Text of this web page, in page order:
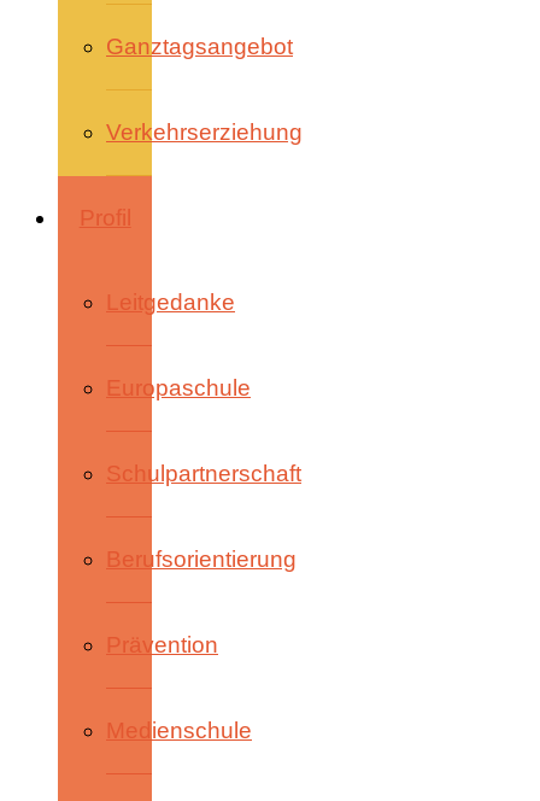
Ganztagsangebot
Verkehrserziehung
Profil
Leitgedanke
Europaschule
Schulpartnerschaft
Berufsorientierung
Prävention
Medienschule